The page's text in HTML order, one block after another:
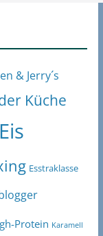
& Jerry´s
Küche
Eis
Esstraklasse
Protein Karamell